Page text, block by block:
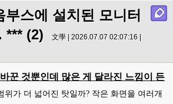
부스에 설치된 모니터
*** (2)
文學 | 2026.07.07 02:07:16 |
꾼 것뿐인데 많은 게 달라진 느낌이 든
위가 더 넓어진 탓일까? 작은 화면을 여러개